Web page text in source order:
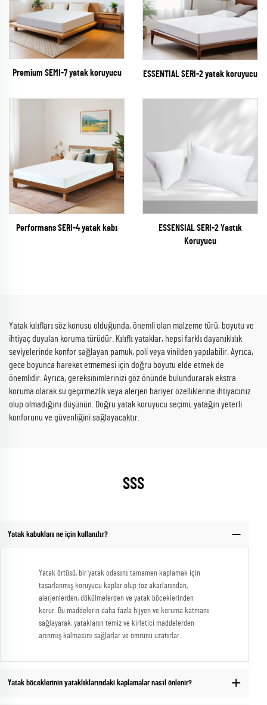
Premium SEMI-7 yatak koruyucu ESSENTIAL SERI-2 yatak koruyucu
Performans SERI-4 yatak kabı
ESSENSIAL SERI-2 Yastık
Koruyucu
Yatak kılıfları söz konusu olduğunda, önemli olan malzeme türü, boyutu ve
ihtiyaç duyulan koruma türüdür. Kılıflı yataklar, hepsi farklı dayanıklılık
seviyelerinde konfor sağlayan pamuk, poli veya vinilden yapılabilir. Ayrıca,
gece boyunca hareket etmemesi için doğru boyutu elde etmek de
önemlidir. Ayrıca, gereksinimlerinizi göz önünde bulundurarak ekstra
koruma olarak su geçirmezlik veya alerjen bariyer özelliklerine ihtiyacınız
olup olmadığını düşünün. Doğru yatak koruyucu seçimi, yatağın yeterli
konforunu ve güvenliğini sağlayacaktır.
SSS
Yatak kabukları ne için kullanılır?
Yatak örtüsü, bir yatak odasını tamamen kaplamak için
tasarlanmış koruyucu kaplar olup toz akarlarından,
alerjenlerden, dökülmelerden ve yatak böceklerinden
korur. Bu maddelerin daha fazla hijyen ve koruma katmanı
sağlayarak, yatakların temiz ve kirletici maddelerden
arınmış kalmasını sağlarlar ve ömrünü uzatırlar.
Yatak böceklerinin yataklıklarındaki kaplamalar nasıl önlenir?